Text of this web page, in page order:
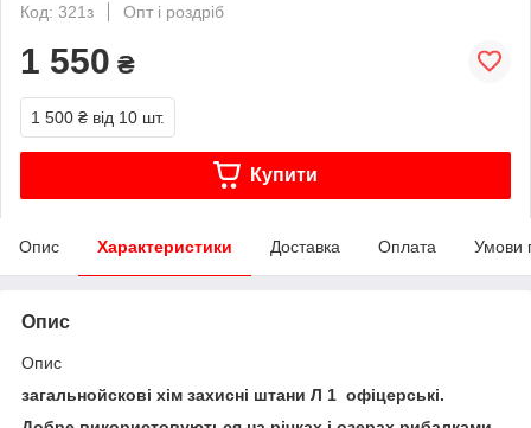
Код: 321з
Опт і роздріб
1 550 ₴
1 500 ₴ від 10 шт.
Купити
Опис Характеристики Доставка Оплата Умови
Опис
Опис
загальнойскові хім захисні штани Л 1 офіцерські.